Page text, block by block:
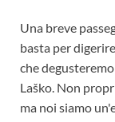
Una breve
basta per
che
Laško. Non
ma noi siamo